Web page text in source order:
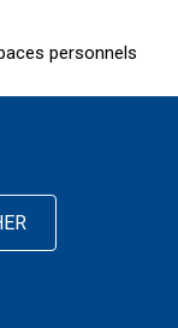
personnels